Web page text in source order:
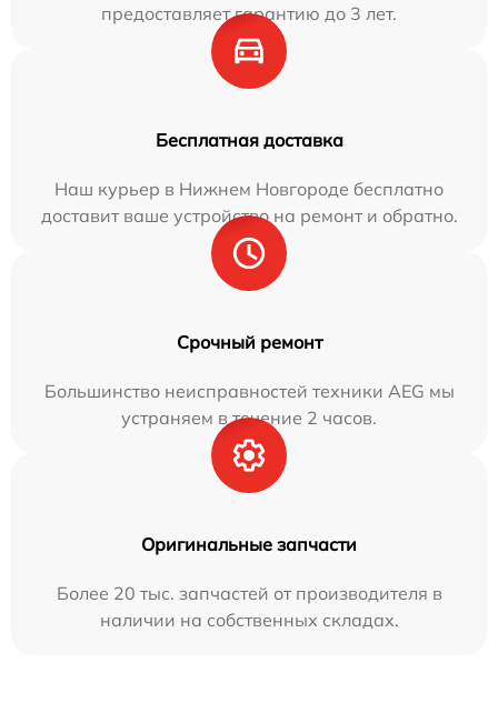
предоставляет гарантию до 3 лет.
Бесплатная доставка
Наш курьер в Нижнем Новгороде бесплатно
доставит ваше устройство на ремонт и обратно.
Срочный ремонт
Большинство неисправностей техники AEG мы
устраняем в течение 2 часов.
Оригинальные запчасти
Более 20 тыс. запчастей от производителя в
наличии на собственных складах.